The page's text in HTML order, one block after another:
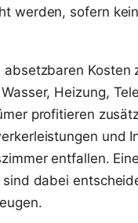
werden, sofern
absetzbaren Kosten
Heizung,
profitieren
und
entfallen.
sind dabei